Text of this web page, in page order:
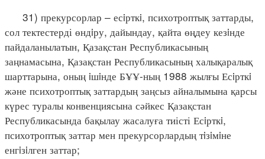
31) прекурсорлар – есiрткi, психотроптық заттарды,
сол тектестерді өндiру, дайындау, қайта өңдеу кезiнде
пайдаланылатын, Қазақстан Республикасының
заңнамасына, Қазақстан Республикасының халықаралық
шарттарына, оның iшiнде БҰҰ-ның 1988 жылғы Есiрткi
және психотроптық заттардың заңсыз айналымына қарсы
күрес туралы конвенциясына сәйкес Қазақстан
Республикасында бақылау жасалуға тиісті Есiрткi,
психотроптық заттар мен прекурсорлардың тiзiмiне
енгiзiлген заттар;